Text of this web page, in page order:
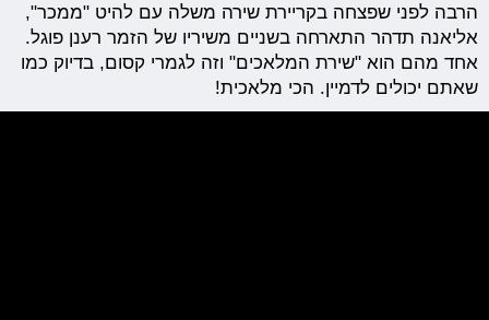
הרבה לפני שפצחה בקריירת שירה משלה עם להיט "ממכר",
אליאנה תדהר התארחה בשניים משיריו של הזמר רענן פוגל.
אחד מהם הוא "שירת המלאכים" וזה לגמרי קסום, בדיוק כמו
שאתם יכולים לדמיין. הכי מלאכית!